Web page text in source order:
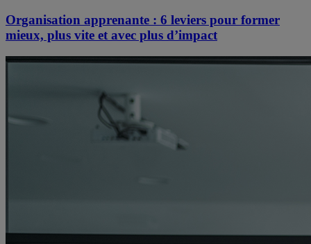
Organisation apprenante : 6 leviers pour former
mieux, plus vite et avec plus d’impact